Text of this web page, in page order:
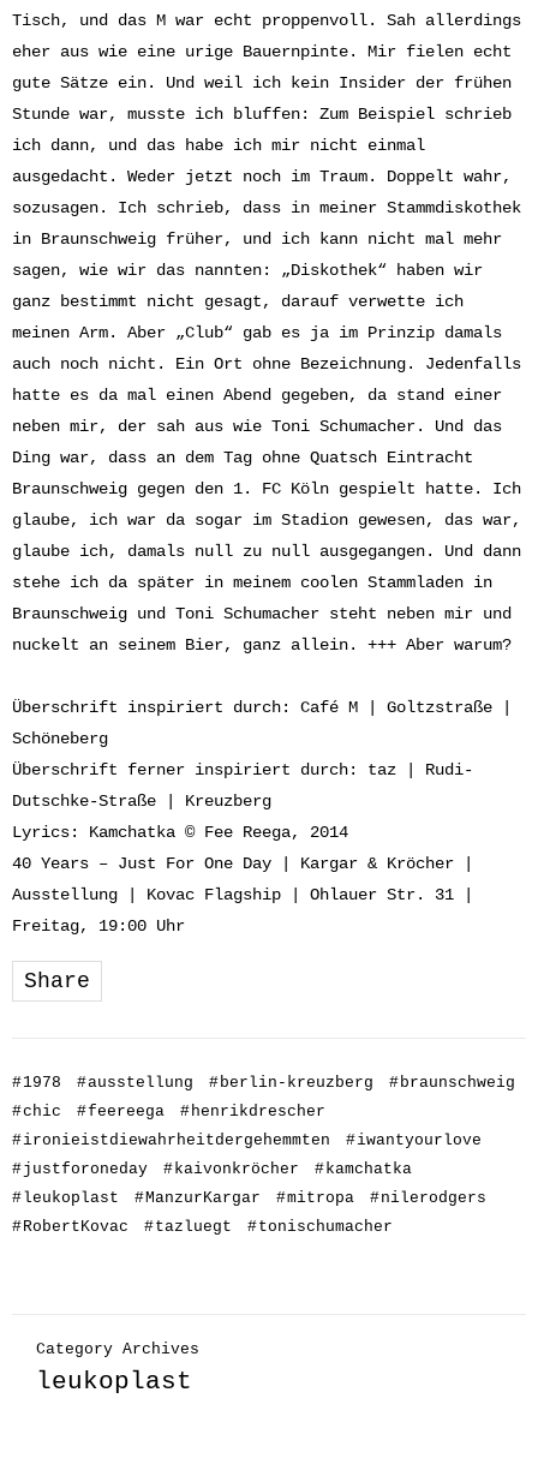
Tisch, und das M war echt proppenvoll. Sah allerdings
eher aus wie eine urige Bauernpinte. Mir fielen echt
gute Sätze ein. Und weil ich kein Insider der frühen
Stunde war, musste ich bluffen: Zum Beispiel schrieb
ich dann, und das habe ich mir nicht einmal
ausgedacht. Weder jetzt noch im Traum. Doppelt wahr,
sozusagen. Ich schrieb, dass in meiner Stammdiskothek
in Braunschweig früher, und ich kann nicht mal mehr
sagen, wie wir das nannten: „Diskothek“ haben wir
ganz bestimmt nicht gesagt, darauf verwette ich
meinen Arm. Aber „Club“ gab es ja im Prinzip damals
auch noch nicht. Ein Ort ohne Bezeichnung. Jedenfalls
hatte es da mal einen Abend gegeben, da stand einer
neben mir, der sah aus wie Toni Schumacher. Und das
Ding war, dass an dem Tag ohne Quatsch Eintracht
Braunschweig gegen den 1. FC Köln gespielt hatte. Ich
glaube, ich war da sogar im Stadion gewesen, das war,
glaube ich, damals null zu null ausgegangen. Und dann
stehe ich da später in meinem coolen Stammladen in
Braunschweig und Toni Schumacher steht neben mir und
nuckelt an seinem Bier, ganz allein. +++ Aber warum?
Überschrift inspiriert durch: Café M | Goltzstraße |
Schöneberg
Überschrift ferner inspiriert durch: taz | Rudi-
Dutschke-Straße | Kreuzberg
Lyrics: Kamchatka © Fee Reega, 2014
40 Years – Just For One Day | Kargar & Kröcher |
Ausstellung | Kovac Flagship | Ohlauer Str. 31 |
Freitag, 19:00 Uhr
Share
#1978 #ausstellung # berlin-kreuzberg # braunschweig
#chic #feereega # henrikdrescher
#ironieistdiewahrheitdergehemmten #iwantyourlove
#justforoneday # kaivonkröcher # kamchatka
#leukoplast #ManzurKargar #mitropa #nilerodgers
#RobertKovac #tazluegt #tonischumacher
Category Archives
leukoplast